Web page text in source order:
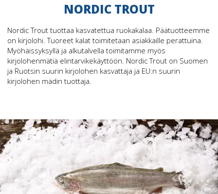
NORDIC TROUT
Nordic Trout tuottaa kasvatettua ruokakalaa. Päätuotteemme
on kirjolohi. Tuoreet kalat toimitetaan asiakkaille perattuina.
Myöhäissyksyllä ja alkutalvella toimitamme myös
kirjolohenmätiä elintarvikekäyttöön. Nordic Trout on Suomen
ja Ruotsin suurin kirjolohen kasvattaja ja EU:n suurin
kirjolohen mädin tuottaja.